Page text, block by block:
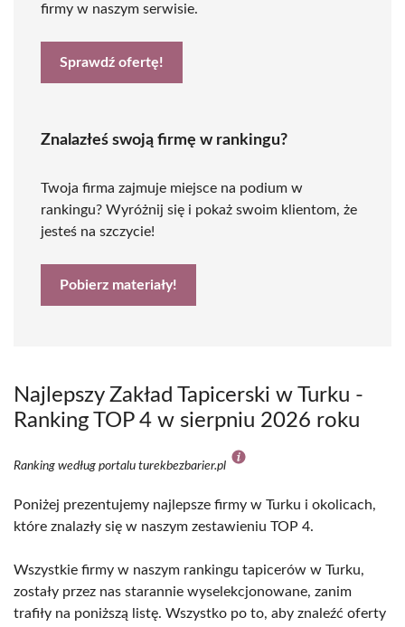
firmy w naszym serwisie.
Sprawdź ofertę!
Znalazłeś swoją firmę w rankingu?
Twoja firma zajmuje miejsce na podium w
rankingu? Wyróżnij się i pokaż swoim klientom, że
jesteś na szczycie!
Pobierz materiały!
Najlepszy Zakład Tapicerski w Turku -
Ranking TOP 4 w sierpniu 2026 roku
Ranking według portalu turekbezbarier.pl
Poniżej prezentujemy najlepsze firmy w Turku i okolicach,
które znalazły się w naszym zestawieniu TOP 4.
Wszystkie firmy w naszym rankingu tapicerów w Turku,
zostały przez nas starannie wyselekcjonowane, zanim
trafiły na poniższą listę. Wszystko po to, aby znaleźć oferty